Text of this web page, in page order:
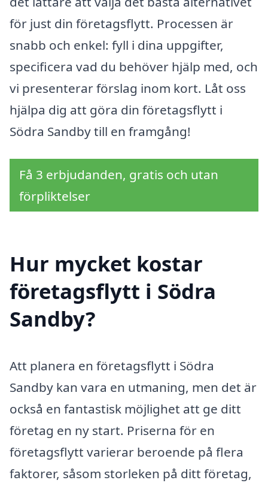
för just din företagsflytt. Processen är
snabb och enkel: fyll i dina uppgifter,
specificera vad du behöver hjälp med, och
vi presenterar förslag inom kort. Låt oss
hjälpa dig att göra din företagsflytt i
Södra Sandby till en framgång!
Få 3 erbjudanden, gratis och utan
förpliktelser
Hur mycket kostar
företagsflytt i Södra
Sandby?
Att planera en företagsflytt i Södra
Sandby kan vara en utmaning, men det är
också en fantastisk möjlighet att ge ditt
företag en ny start. Priserna för en
företagsflytt varierar beroende på flera
faktorer, såsom storleken på ditt företag,